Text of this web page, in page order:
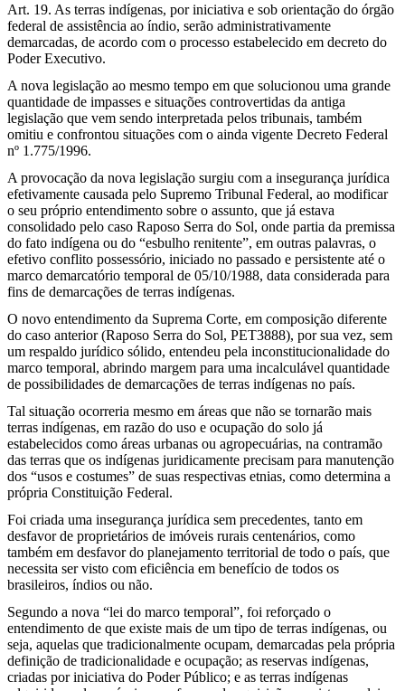
Art. 19. As terras indígenas, por iniciativa e sob orientação do órgão
federal de assistência ao índio, serão administrativamente
demarcadas, de acordo com o processo estabelecido em decreto do
Poder Executivo.
A nova legislação ao mesmo tempo em que solucionou uma grande
quantidade de impasses e situações controvertidas da antiga
legislação que vem sendo interpretada pelos tribunais, também
omitiu e confrontou situações com o ainda vigente Decreto Federal
nº 1.775/1996.
A provocação da nova legislação surgiu com a insegurança jurídica
efetivamente causada pelo Supremo Tribunal Federal, ao modificar
o seu próprio entendimento sobre o assunto, que já estava
consolidado pelo caso Raposo Serra do Sol, onde partia da premissa
do fato indígena ou do “esbulho renitente”, em outras palavras, o
efetivo conflito possessório, iniciado no passado e persistente até o
marco demarcatório temporal de 05/10/1988, data considerada para
fins de demarcações de terras indígenas.
O novo entendimento da Suprema Corte, em composição diferente
do caso anterior (Raposo Serra do Sol, PET3888), por sua vez, sem
um respaldo jurídico sólido, entendeu pela inconstitucionalidade do
marco temporal, abrindo margem para uma incalculável quantidade
de possibilidades de demarcações de terras indígenas no país.
Tal situação ocorreria mesmo em áreas que não se tornarão mais
terras indígenas, em razão do uso e ocupação do solo já
estabelecidos como áreas urbanas ou agropecuárias, na contramão
das terras que os indígenas juridicamente precisam para manutenção
dos “usos e costumes” de suas respectivas etnias, como determina a
própria Constituição Federal.
Foi criada uma insegurança jurídica sem precedentes, tanto em
desfavor de proprietários de imóveis rurais centenários, como
também em desfavor do planejamento territorial de todo o país, que
necessita ser visto com eficiência em benefício de todos os
brasileiros, índios ou não.
Segundo a nova “lei do marco temporal”, foi reforçado o
entendimento de que existe mais de um tipo de terras indígenas, ou
seja, aquelas que tradicionalmente ocupam, demarcadas pela própria
definição de tradicionalidade e ocupação; as reservas indígenas,
criadas por iniciativa do Poder Público; e as terras indígenas